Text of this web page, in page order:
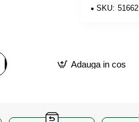
SKU: 51662
Adauga in cos